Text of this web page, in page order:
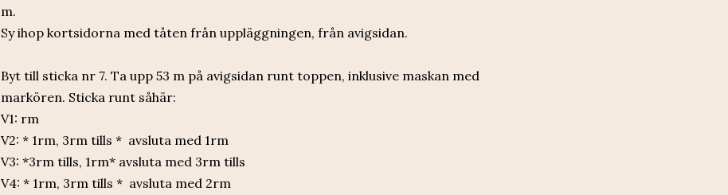
m.
Sy ihop kortsidorna med tåten från uppläggningen, från avigsidan.
Byt till sticka nr 7. Ta upp 53 m på avigsidan runt toppen, inklusive maskan med
markören. Sticka runt såhär:
V1: rm
V2: * 1rm, 3rm tills * avsluta med 1rm
V3: *3rm tills, 1rm* avsluta med 3rm tills
V4: * 1rm, 3rm tills * avsluta med 2rm